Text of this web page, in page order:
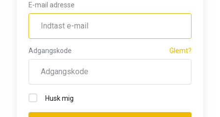
E-mail adresse
Adgangskode Glemt?
Husk mig